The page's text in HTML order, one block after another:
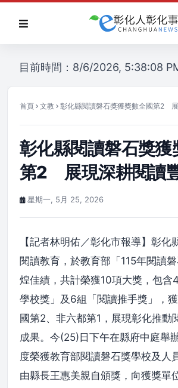
目前時間：8/6/2026, 5:38:08
首頁 文教 彰化縣閱讀磐石獎獲獎數全國第2
彰化縣閱讀磐石獎獲
第2 展現深耕閱讀
星期一, 5月 25, 2026
【記者林明佑／彰化市報導】彰化
閱讀教育，於教育部「115年閱讀
煌佳績，共計榮獲10項大獎，包含
學校獎」及6組「閱讀推手獎」，
國第2、非六都第1，展現彰化推動
成果。今(25)日下午在縣府中庭舉
度榮獲教育部閱讀磐石獎學校及人
由縣長王惠美親自頒獎，向獲獎單